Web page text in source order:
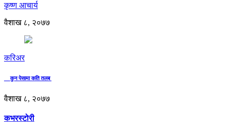
कृष्ण आचार्य
वैशाख ८, २०७७
करिअर
कुन पेसामा कति तलब
वैशाख ८, २०७७
कभरस्टोरी